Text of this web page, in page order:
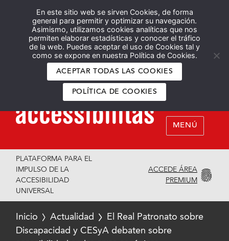
En este sitio web se sirven Cookies, de forma
general para permitir y optimizar su navegación.
Asimismo, utilizamos cookies analíticas que nos
permiten elaborar estadísticas y conocer el tráfico
de la web. Puedes aceptar el uso de Cookies tal y
como se expone en nuestra Política de Cookies.
ACEPTAR TODAS LAS COOKIES
POLÍTICA DE COOKIES
Español English
MENÚ
PLATAFORMA PARA EL
IMPULSO DE LA
ACCESIBILIDAD
UNIVERSAL
ACCEDE ÁREA
PREMIUM
Inicio Actualidad
El Real Patronato sobre
Discapacidad y CESyA debaten sobre